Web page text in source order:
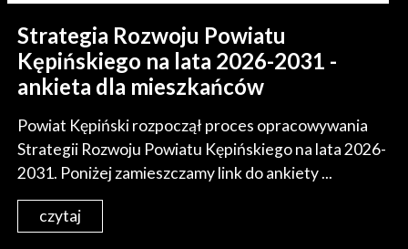
Strategia Rozwoju Powiatu
Kępińskiego na lata 2026-2031 -
ankieta dla mieszkańców
Powiat Kępiński rozpoczął proces opracowywania
Strategii Rozwoju Powiatu Kępińskiego na lata 2026-
2031. Poniżej zamieszczamy link do ankiety ...
czytaj